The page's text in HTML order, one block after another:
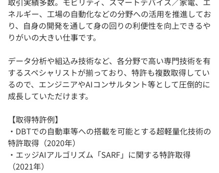
ネルギー、工場の自動化などの分野への活用を推進してお
り、自身の開発を通して身の回りの利便性を向上できるや
りがいの大きい仕事です。
データ分析や組込み技術など、各分野で高い専門技術を有
するスペシャリストが揃っており、特許も複数取得してい
るので、エンジニアやAIコンサルタント等として圧倒的に
成長していただけます。
【取得特許例】
・DBTでの自動車等への搭載を可能とする超軽量化技術の
特許取得（2020年）
・エッジAIアルゴリズム「SARF」に関する特許取得
（2021年）